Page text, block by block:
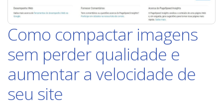
Como compactar imagens
sem perder qualidade e
aumentar a velocidade de
seu site